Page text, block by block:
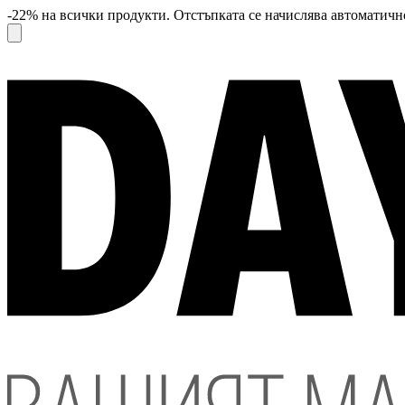
-22% на всички продукти. Отстъпката се начислява